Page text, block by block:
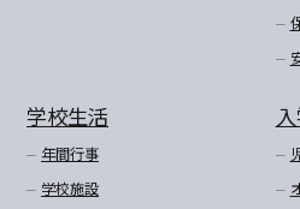
学校生活
年間行事
学校施設